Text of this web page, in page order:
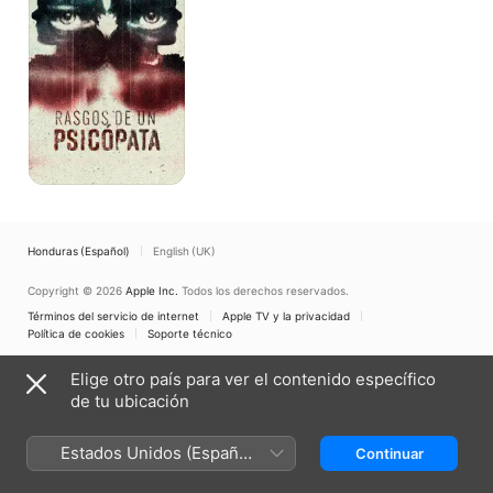
psicópata
Honduras (Español) English (UK)
Copyright © 2026 Apple Inc. Todos los derechos reservados.
Términos del servicio de internet
Apple TV y la privacidad
Política de cookies
Soporte técnico
Elige otro país para ver el contenido específico
de tu ubicación
Estados Unidos (Español
México)
Continuar